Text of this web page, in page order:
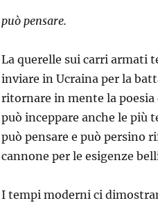
può pensare.
La querelle sui carri armati
inviare in Ucraina per la
ritornare in mente la
può inceppare anche le più
può pensare e può persino
cannone per le esigenze
I tempi moderni ci